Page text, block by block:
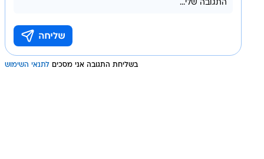
בשליחת התגובה אני מסכים לתנאי השימוש